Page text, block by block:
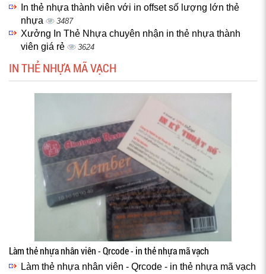
In thẻ nhựa thành viên với in offset số lượng lớn thẻ
nhựa
3487
Xưởng In Thẻ Nhựa chuyên nhận in thẻ nhựa thành
viên giá rẻ
3624
IN THẺ NHỰA MÃ VẠCH
Làm thẻ nhựa nhân viên - Qrcode - in thẻ nhựa mã vạch
Làm thẻ nhựa nhân viên - Qrcode - in thẻ nhựa mã vạch